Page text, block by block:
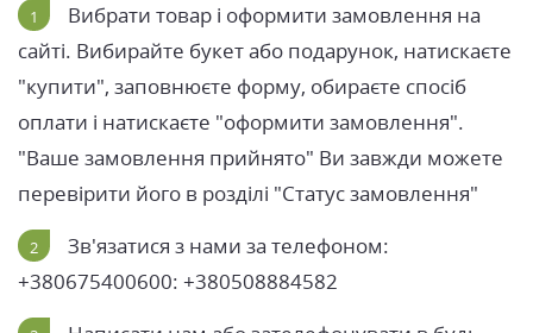
Вибрати товар і оформити замовлення на
сайті. Вибирайте букет або подарунок, натискаєте
"купити", заповнюєте форму, обираєте спосіб
оплати і натискаєте "оформити замовлення".
"Ваше замовлення прийнято" Ви завжди можете
перевірити його в розділі "Статус замовлення"
Зв'язатися з нами за телефоном:
+380675400600: +380508884582